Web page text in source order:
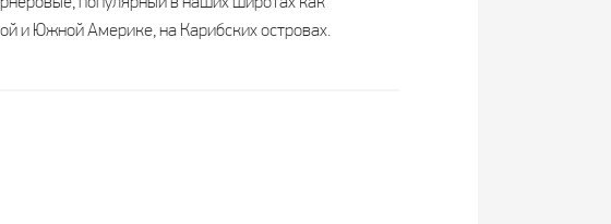
и Южной Америке, на Карибских островах.